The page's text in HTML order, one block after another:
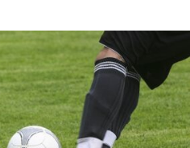
WhatsApp İhbar Hattı